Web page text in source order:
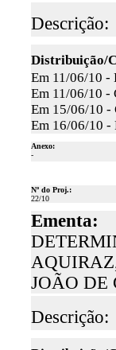
Descrição:
Distribuição/
Em 11/06/10 -
Em 11/06/10 -
Em 15/06/10 -
Em 16/06/10 -
Anexo:
-
Nº do Proj.:
22/10
Ementa:
JOÃO DE
Descrição: